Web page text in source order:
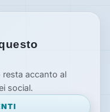
accanto al
social.